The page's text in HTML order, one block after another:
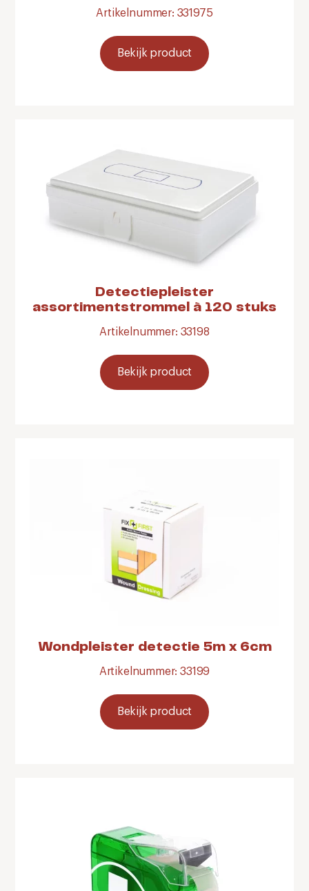
Artikelnummer: 331975
Bekijk product
Detectiepleister
assortimentstrommel à 120 stuks
Artikelnummer: 33198
Bekijk product
Wondpleister detectie 5m x 6cm
Artikelnummer: 33199
Bekijk product